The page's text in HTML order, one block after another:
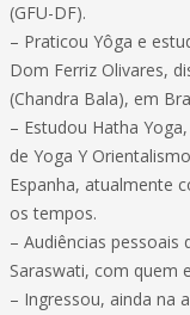
(GFU-DF).
– Praticou Yôga e
Dom Ferriz Olivares,
(Chandra Bala), em
– Estudou Hatha
de Yoga Y
Espanha, atualmente
os tempos.
– Audiências pessoais
Saraswati, com quem
– Ingressou, ainda na